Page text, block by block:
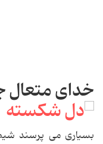
خداى متعال
بسیارى مى پرسند